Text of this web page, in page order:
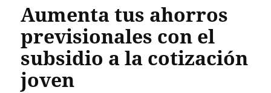
Aumenta tus ahorros
previsionales con el
subsidio a la cotización
joven